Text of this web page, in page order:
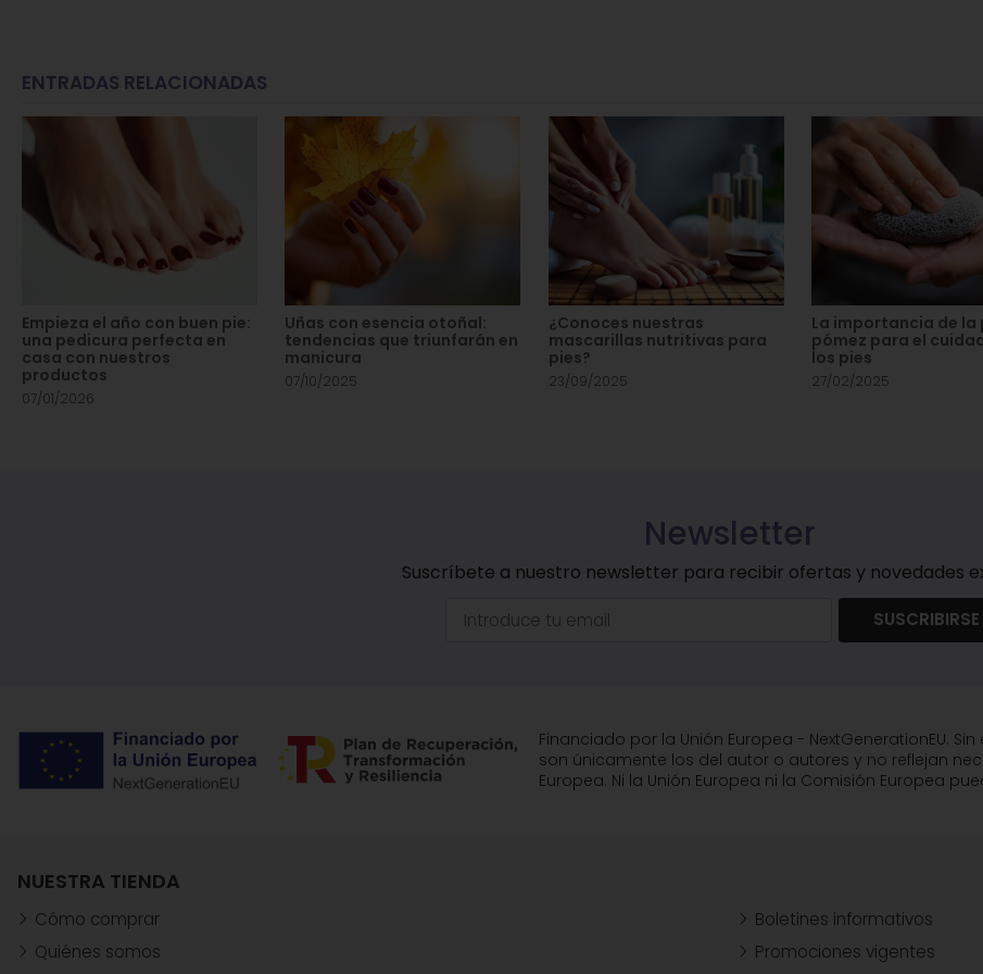
ENTRADAS RELACIONADAS
Empieza el año con buen pie:
una pedicura perfecta en
casa con nuestros
productos
07/01/2026
Uñas con esencia otoñal:
tendencias que triunfarán en
manicura
07/10/2025
¿Conoces nuestras
mascarillas nutritivas para
pies?
23/09/2025
La importancia de la
pómez para el
los pies
27/02/2025
Newsletter
Suscríbete a nuestro newsletter para recibir ofertas y novedades
SUSCRIBIRSE
Financiado por la Unión Europea - NextGenerationEU.
son únicamente los del autor o autores y no reflejan
Europea. Ni la Unión Europea ni la Comisión Europea
NUESTRA TIENDA
Cómo comprar
Quiénes somos
Boletines informativos
Promociones vigentes